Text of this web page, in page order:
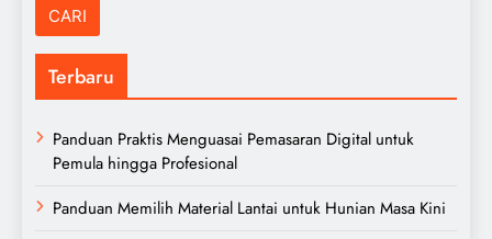
Terbaru
Panduan Praktis Menguasai Pemasaran Digital untuk
Pemula hingga Profesional
Panduan Memilih Material Lantai untuk Hunian Masa Kini